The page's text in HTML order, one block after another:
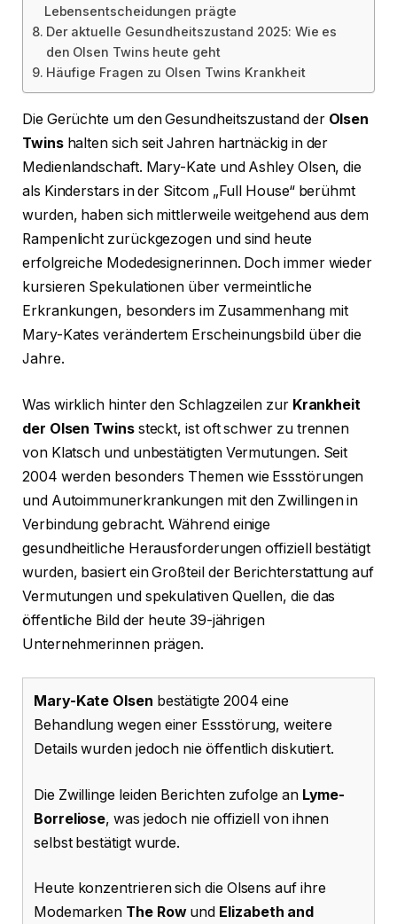
Lebensentscheidungen prägte
Der aktuelle Gesundheitszustand 2025: Wie es
den Olsen Twins heute geht
Häufige Fragen zu Olsen Twins Krankheit
Die Gerüchte um den Gesundheitszustand der Olsen
Twinshalten sich seit Jahren hartnäckig in der
Medienlandschaft. Mary-Kate und Ashley Olsen, die
als Kinderstars in der Sitcom „Full House“ berühmt
wurden, haben sich mittlerweile weitgehend aus dem
Rampenlicht zurückgezogen und sind heute
erfolgreiche Modedesignerinnen. Doch immer wieder
kursieren Spekulationen über vermeintliche
Erkrankungen, besonders im Zusammenhang mit
Mary-Kates verändertem Erscheinungsbild über die
Jahre.
Was wirklich hinter den Schlagzeilen zur Krankheit
der Olsen Twinssteckt, ist oft schwer zu trennen
von Klatsch und unbestätigten Vermutungen. Seit
2004 werden besonders Themen wie Essstörungen
und Autoimmunerkrankungen mit den Zwillingen in
Verbindung gebracht. Während einige
gesundheitliche Herausforderungen offiziell bestätigt
wurden, basiert ein Großteil der Berichterstattung auf
Vermutungen und spekulativen Quellen, die das
öffentliche Bild der heute 39-jährigen
Unternehmerinnen prägen.
Mary-Kate Olsen bestätigte 2004 eine
Behandlung wegen einer Essstörung, weitere
Details wurden jedoch nie öffentlich diskutiert.
Die Zwillinge leiden Berichten zufolge an Lyme-
Borreliose, was jedoch nie offiziell von ihnen
selbst bestätigt wurde.
Heute konzentrieren sich die Olsens auf ihre
Modemarken The Rowund Elizabeth and